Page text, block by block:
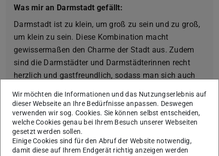
Was mir an Darmstadt gefällt:
Darmstadt ist zu klein, um groß zu sein und zu groß,
um klein zu sein. Diese Kombination macht
gewissermaßen den Charme der Stadt aus. Zudem
sind die Darmstädter und Darmstädterinnen recht
herzlich und gastfreundlich, sodass man sich auch
Kontakte knüpfen kann.
Ein Fun Fact über mich:
Ich sammle Fußballtrikots und habe bereits mehr als
650 Trikots angesammelt. Zudem war ich mit meiner
Wir möchten die Informationen und das Nutzungserlebnis auf
dieser Webseite an Ihre Bedürfnisse anpassen. Deswegen
verwenden wir sog. Cookies. Sie können selbst entscheiden,
welche Cookies genau bei Ihrem Besuch unserer Webseiten
gesetzt werden sollen.
Einige Cookies sind für den Abruf der Website notwendig,
damit diese auf Ihrem Endgerät richtig anzeigen werden